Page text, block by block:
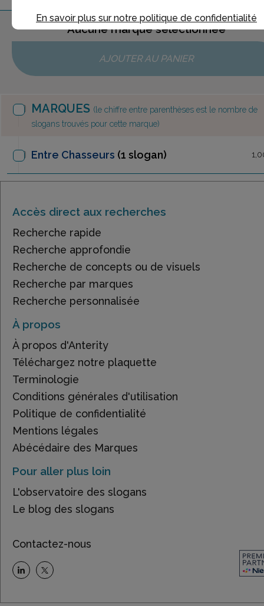
Aucune marque sélectionnée
AJOUTER AU PANIER
MARQUES (le chiffre entre parenthèses est le nombre de
slogans trouvés pour cette marque)
Entre Chasseurs (1 slogan)
Accès direct aux recherches
Recherche rapide
Recherche approfondie
Recherche de concepts ou de visuels
Recherche par marques
Recherche personnalisée
À propos
À propos d'Anterity
Téléchargez notre plaquette
Terminologie
Conditions générales d'utilisation
Politique de confidentialité
Mentions légales
Abécédaire des Marques
Pour aller plus loin
L'observatoire des slogans
Le blog des slogans
Contactez-nous
En savoir plus sur notre politique de confidentialité